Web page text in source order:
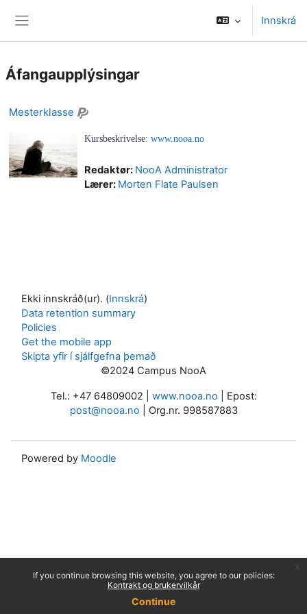
If you continue browsing this website, you agree to our policies:
Kontrakt og brukervilkår
Continue
Innskrá
Áfangaupplýsingar
Mesterklasse
Kursbeskrivelse: www.nooa.no
Redaktør: NooA Administrator
Lærer: Morten Flate Paulsen
Ekki innskráð(ur). (Innskrá)
Data retention summary
Policies
Get the mobile app
Skipta yfir í sjálfgefna þemað
©2024 Campus NooA
Tel.: +47 64809002 | www.nooa.no | Epost:
post@nooa.no | Org.nr. 998587883
Powered by Moodle